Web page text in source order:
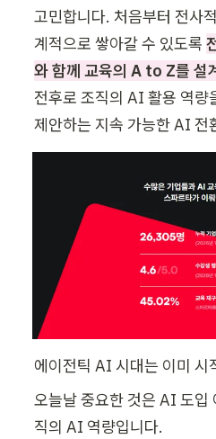
고민합니다. 처음부터 전사
계적으로 쌓아갈 수 있도록
와 함께 교육의 A to Z를 설
전후로 조직의 AI 활용 역량
제안하는 지속 가능한 AI 전
에이전틱 AI 시대는 이미 시
오늘날 중요한 것은 AI 도입
직의 AI 역량입니다.